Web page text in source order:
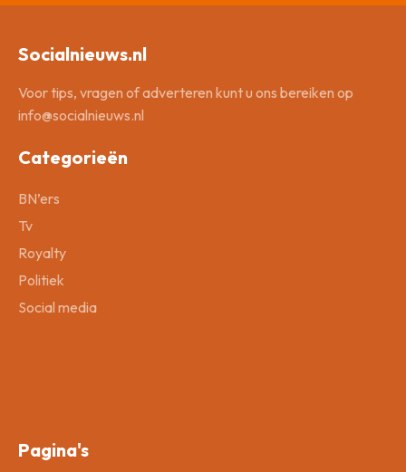
Socialnieuws.nl
Voor tips, vragen of adverteren kunt u ons bereiken op
info@socialnieuws.nl
Categorieën
BN’ers
Tv
Royalty
Politiek
Social media
Pagina's